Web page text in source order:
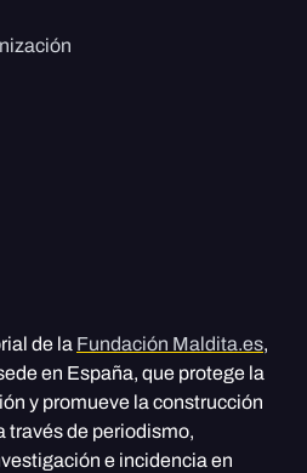
de la Fundación Maldita.es,
en España, que protege la
y promueve la construcción
través de periodismo,
e incidencia en